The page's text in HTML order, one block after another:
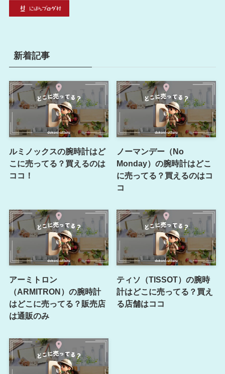
新着記事
ルミノックスの腕時計はど
こに売ってる？買えるのは
ココ！
ノーマンデー（No
Monday）の腕時計はどこ
に売ってる？買えるのはコ
コ
アーミトロン
（ARMITRON）の腕時計
はどこに売ってる？販売店
は通販のみ
ティソ（TISSOT）の腕時
計はどこに売ってる？買え
る店舗はココ